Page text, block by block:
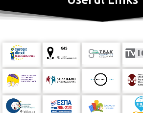
συνδεθείτε στο
link:https://forms.gle/
ΠΛΗΡΟΦΟΡΙΕΣΒαφοπούλειο
Β.Π.Κ. Διοργάνωση: Ζωή Πρόζου
Προγραμμάτων Β.Π.Κ. Επιμέλεια/ αφίσα:
τικός-Μέλος Εφορευτικής Επιτροπής Β.Π.Κ.
*Εικόνα αφίσας:
artist- Elio Nava